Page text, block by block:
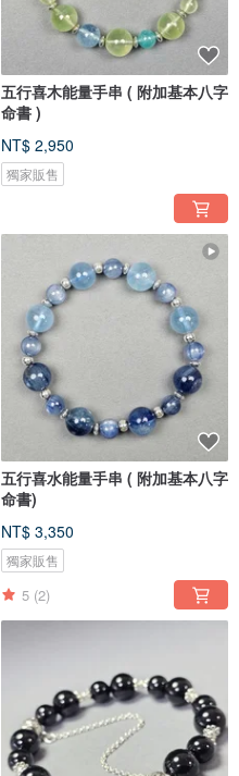
五行喜木能量手串 ( 附加基本八字
命書 )
NT$ 2,950
獨家販售
五行喜水能量手串 ( 附加基本八字
命書)
NT$ 3,350
獨家販售
5 (2)